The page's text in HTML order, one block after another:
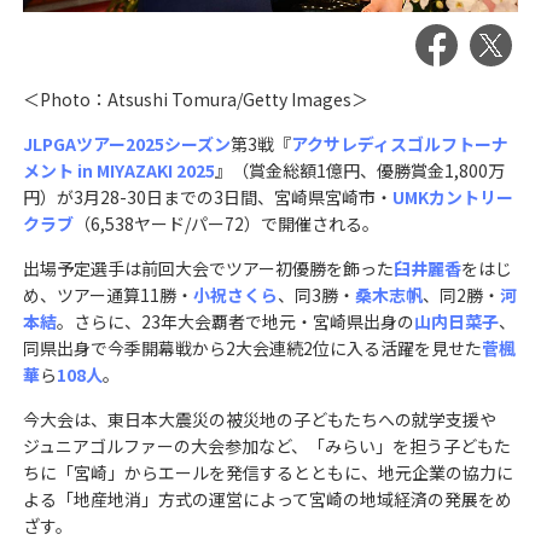
＜Photo：Atsushi Tomura/Getty Images＞
JLPGAツアー2025シーズン第3戦『アクサレディスゴルフトーナ
メント in MIYAZAKI 2025』（賞金総額1億円、優勝賞金1,800万
円）が3月28-30日までの3日間、宮崎県宮崎市・ UMKカントリー
クラブ（6,538ヤード/パー72）で開催される。
出場予定選手は前回大会でツアー初優勝を飾った臼井麗香をはじ
め、ツアー通算11勝・ 小祝さくら、同3勝・ 桑木志帆、同2勝・ 河
本結。さらに、23年大会覇者で地元・宮崎県出身の山内日菜子、
同県出身で今季開幕戦から2大会連続2位に入る活躍を見せた菅楓
華ら108人。
今大会は、東日本大震災の被災地の子どもたちへの就学支援や
ジュニアゴルファーの大会参加など、「みらい」を担う子どもた
ちに「宮崎」からエールを発信するとともに、地元企業の協力に
よる「地産地消」方式の運営によって宮崎の地域経済の発展をめ
ざす。